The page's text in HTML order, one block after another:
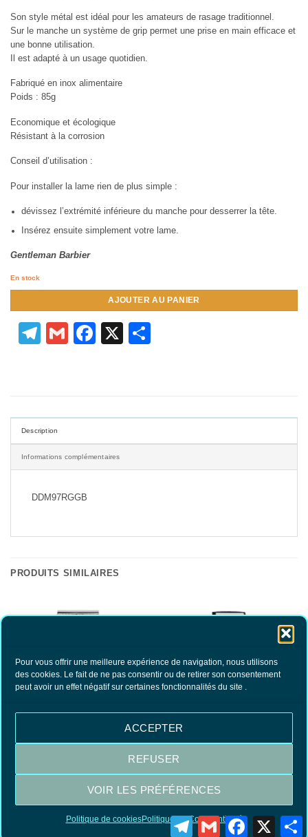
Pour vous offrir une meilleure expérience de navigation, nous utilisons
des cookies. Le fait de ne pas consentir ou de retirer son consentement
peut avoir un effet négatif sur certaines fonctionnalités du site .
ACCEPTER
REFUSER
VOIR LES PRÉFÉRENCES
Politique de cookiesPolitique de Confidentialité
Son style métal est idéal pour les amateurs de rasage traditionnel.
Sur le manche un système de grip permet une prise en main efficace et
une bonne utilisation.
Il est adapté à un usage quotidien.
Fabriqué en inox alimentaire
Poids : 85g
Economique et écologique
Résistant à la corrosion
Conseil d’utilisation :
Pour installer la lame rien de plus simple :
dévissez l’extrémité inférieure du manche pour desserrer la tête.
Insérez ensuite simplement votre lame.
Gentleman Barbier
En stock
AJOUTER AU PANIER
Telegram
GmailFacebook
X
Description
Informations complémentaires
DDM97RGGB
PRODUITS SIMILAIRES
Rasoir de Sécurité Manche Court
43.20€
Etui en Cuir pour Rasoir Noir
27.00€
Visa MasterCardPayPal
TelegramGmail Facebook